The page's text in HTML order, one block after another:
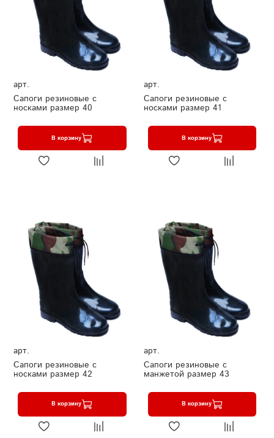
арт.
Сапоги резиновые с
носками размер 40
В корзину
арт.
Сапоги резиновые с
носками размер 41
В корзину
арт.
Сапоги резиновые с
носками размер 42
В корзину
арт.
Сапоги резиновые с
манжетой размер 43
В корзину